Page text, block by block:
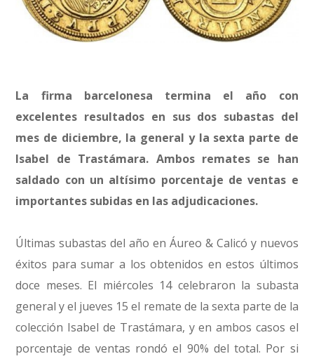
La firma barcelonesa termina el año con
excelentes resultados en sus dos subastas del
mes de diciembre, la general y la sexta parte de
Isabel de Trastámara. Ambos remates se han
saldado con un altísimo porcentaje de ventas e
importantes subidas en las adjudicaciones.
Últimas subastas del año en Áureo & Calicó y nuevos
éxitos para sumar a los obtenidos en estos últimos
doce meses. El miércoles 14 celebraron la subasta
general y el jueves 15 el remate de la sexta parte de la
colección Isabel de Trastámara, y en ambos casos el
porcentaje de ventas rondó el 90% del total. Por si